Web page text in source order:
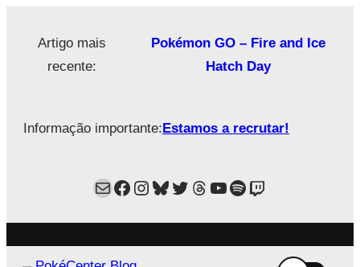
Artigo mais
recente:
Pokémon GO – Fire and Ice
Hatch Day
Informação importante:Estamos a recrutar!
MailFacebook
Instagram
Bluesky
Twitter
Estamos no Threads!
YouTube
Spotify
Twitch